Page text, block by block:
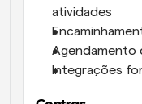
atividades
Agendamento
Integrações